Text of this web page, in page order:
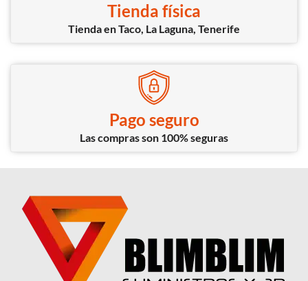
Tienda física
Tienda en Taco, La Laguna, Tenerife
Pago seguro
Las compras son 100% seguras